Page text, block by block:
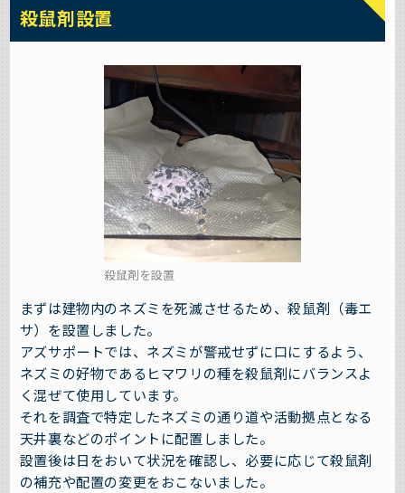
殺鼠剤設置
殺鼠剤を設置
まずは建物内のネズミを死滅させるため、殺鼠剤（毒エ
サ）を設置しました。
アズサポートでは、ネズミが警戒せずに口にするよう、
ネズミの好物であるヒマワリの種を殺鼠剤にバランスよ
く混ぜて使用しています。
それを調査で特定したネズミの通り道や活動拠点となる
天井裏などのポイントに配置しました。
設置後は日をおいて状況を確認し、必要に応じて殺鼠剤
の補充や配置の変更をおこないました。